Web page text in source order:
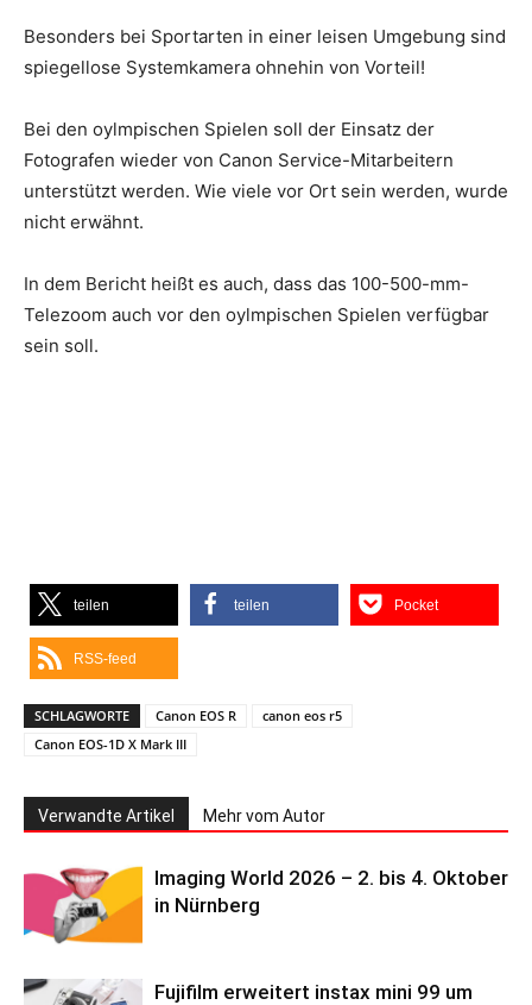
Besonders bei Sportarten in einer leisen Umgebung sind
spiegellose Systemkamera ohnehin von Vorteil!
Bei den oylmpischen Spielen soll der Einsatz der
Fotografen wieder von Canon Service-Mitarbeitern
unterstützt werden. Wie viele vor Ort sein werden, wurde
nicht erwähnt.
In dem Bericht heißt es auch, dass das 100-500-mm-
Telezoom auch vor den oylmpischen Spielen verfügbar
sein soll.
teilen teilen Pocket
RSS-feed
SCHLAGWORTE Canon EOS R
canon eos r5
Canon EOS-1D X Mark III
Verwandte Artikel Mehr vom Autor
Imaging World 2026 – 2. bis 4. Oktober
in Nürnberg
Fujifilm erweitert instax mini 99 um